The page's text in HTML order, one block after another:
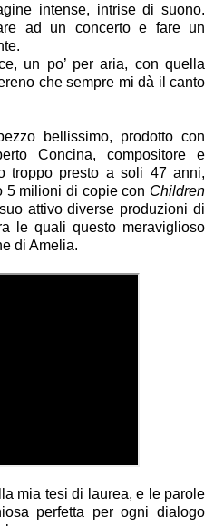
intense, intrise di suono.
ad un concerto e fare un
un po’ per aria, con quella
che sempre mi dà il canto
bellissimo, prodotto con
Concina, compositore e
troppo presto a soli 47 anni,
5 milioni di copie con Children
attivo diverse produzioni di
le quali questo meraviglioso
di Amelia.
mia tesi di laurea, e le parole
perfetta per ogni dialogo